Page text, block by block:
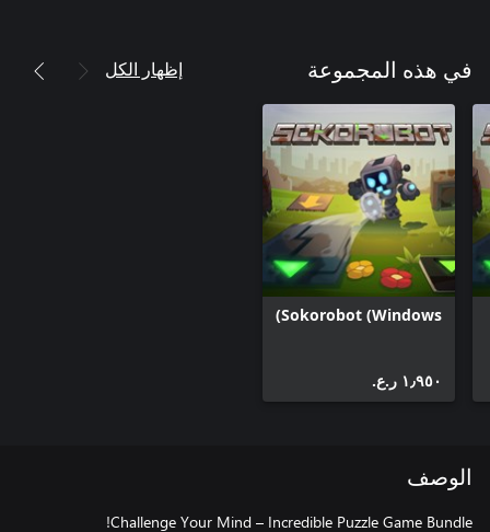
في هذه المجموعة إظهار الكل
Sokorobot (Windows)
١٫٩٥٠ ر.ع.‏
الوصف